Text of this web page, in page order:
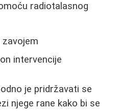
radiotalasnog
intervencije
je pridržavati se
njege rane kako bi se